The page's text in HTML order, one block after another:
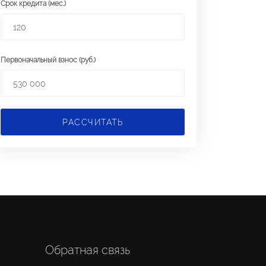
Срок кредита (мес.)
Первоначальный взнос (руб.)
РАССЧИТАТЬ
Обратная связь